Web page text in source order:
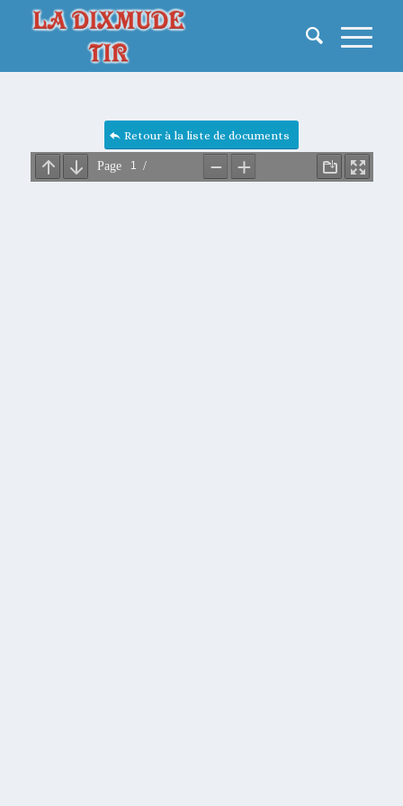
Retour à la liste de documents